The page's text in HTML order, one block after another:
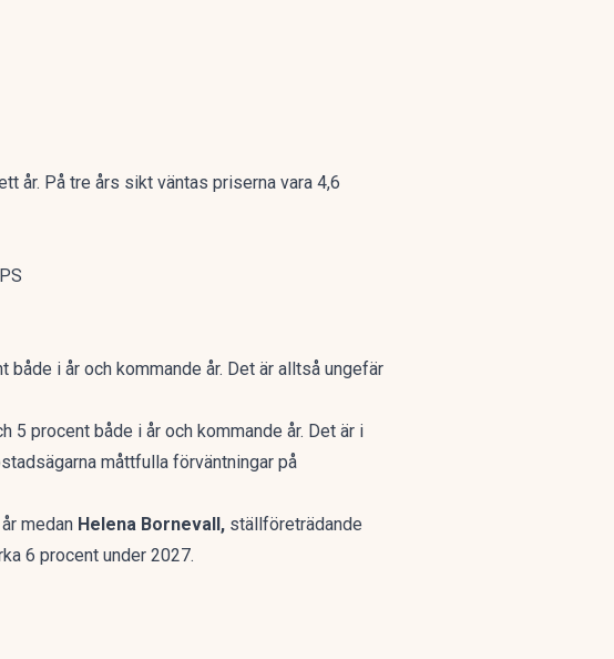
år. På tre års sikt väntas priserna vara 4,6
i år och kommande år. Det är alltså ungefär
procent både i år och kommande år. Det är i
måttfulla förväntningar på
medan Helena Bornevall, ställföreträdande
6 procent under 2027.